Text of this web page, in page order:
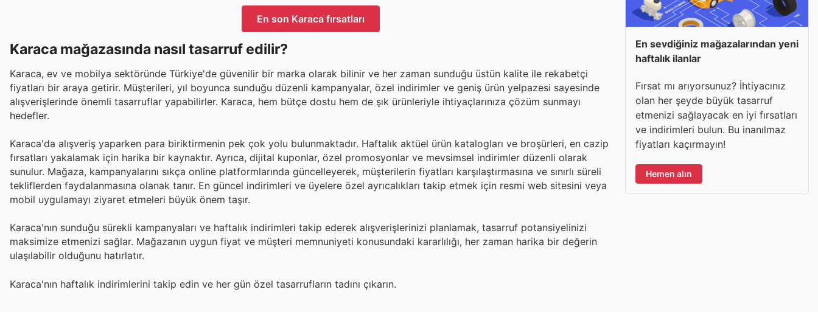
En son Karaca fırsatları
Karaca mağazasında nasıl tasarruf edilir?
Karaca, ev ve mobilya sektöründe Türkiye'de güvenilir bir marka olarak bilinir ve her zaman sunduğu üstün kalite ile rekabetçi
fiyatları bir araya getirir. Müşterileri, yıl boyunca sunduğu düzenli kampanyalar, özel indirimler ve geniş ürün yelpazesi sayesinde
alışverişlerinde önemli tasarruflar yapabilirler. Karaca, hem bütçe dostu hem de şık ürünleriyle ihtiyaçlarınıza çözüm sunmayı
hedefler.
Karaca'da alışveriş yaparken para biriktirmenin pek çok yolu bulunmaktadır. Haftalık aktüel ürün katalogları ve broşürleri, en cazip
fırsatları yakalamak için harika bir kaynaktır. Ayrıca, dijital kuponlar, özel promosyonlar ve mevsimsel indirimler düzenli olarak
sunulur. Mağaza, kampanyalarını sıkça online platformlarında güncelleyerek, müşterilerin fiyatları karşılaştırmasına ve sınırlı süreli
tekliflerden faydalanmasına olanak tanır. En güncel indirimleri ve üyelere özel ayrıcalıkları takip etmek için resmi web sitesini veya
mobil uygulamayı ziyaret etmeleri büyük önem taşır.
Karaca'nın sunduğu sürekli kampanyaları ve haftalık indirimleri takip ederek alışverişlerinizi planlamak, tasarruf potansiyelinizi
maksimize etmenizi sağlar. Mağazanın uygun fiyat ve müşteri memnuniyeti konusundaki kararlılığı, her zaman harika bir değerin
ulaşılabilir olduğunu hatırlatır.
Karaca'nın haftalık indirimlerini takip edin ve her gün özel tasarrufların tadını çıkarın.
En sevdiğiniz mağazalarından yeni
haftalık ilanlar
Fırsat mı arıyorsunuz? İhtiyacınız
olan her şeyde büyük tasarruf
etmenizi sağlayacak en iyi fırsatları
ve indirimleri bulun. Bu inanılmaz
fiyatları kaçırmayın!
Hemen alın